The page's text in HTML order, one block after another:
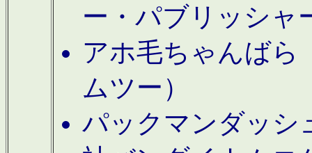
ー・パブリッシャ
アホ毛ちゃんばら
ムツー）
パックマンダッシ